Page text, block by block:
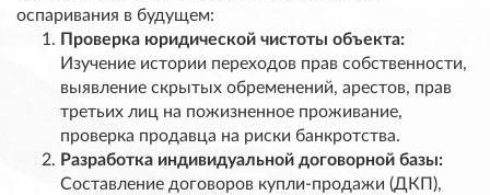
оспаривания в будущем:
Проверка юридической чистоты объекта:
Изучение истории переходов прав собственности,
выявление скрытых обременений, арестов, прав
третьих лиц на пожизненное проживание,
проверка продавца на риски банкротства.
Разработка индивидуальной договорной базы:
Составление договоров купли-продажи (ДКП),